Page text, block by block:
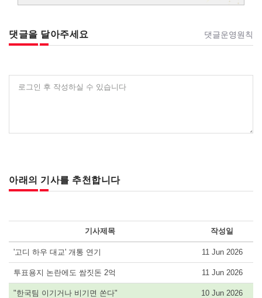
댓글을 달아주세요 댓글운영원칙
로그인 후 작성하실 수 있습니다
아래의 기사를 추천합니다
기사제목 작성일
'고디 하우 대교' 개통 연기 11 Jun 2026
투표용지 논란에도 쌈짓돈 2억 11 Jun 2026
"한국팀 이기거나 비기면 쏜다" 10 Jun 2026